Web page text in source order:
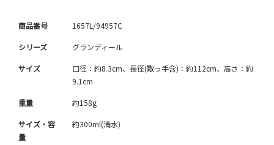
商品番号 1657L/94957C
シリーズ グランディール
サイズ
口径：約8.3cm、長径(取っ手含)：約112cm、高さ：約
9.1cm
重量 約158g
サイズ・容
量
約300ml(満水)